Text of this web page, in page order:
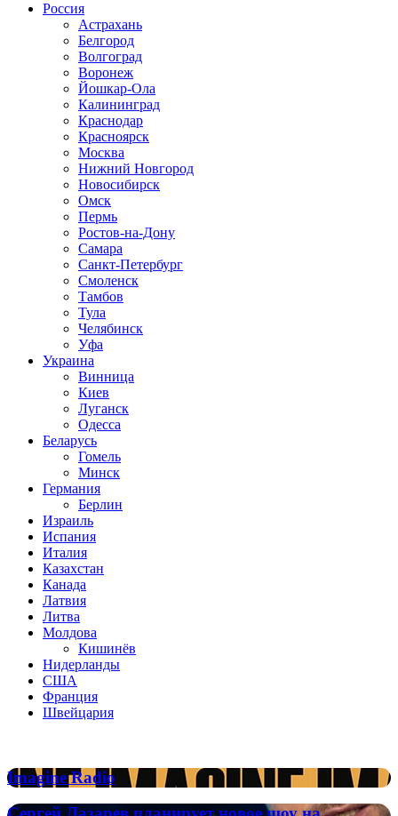
Россия
Астрахань
Белгород
Волгоград
Воронеж
Йошкар-Ола
Калининград
Краснодар
Красноярск
Москва
Нижний Новгород
Новосибирск
Омск
Пермь
Ростов-на-Дону
Самара
Санкт-Петербург
Смоленск
Тамбов
Тула
Челябинск
Уфа
Украина
Винница
Киев
Луганск
Одесса
Беларусь
Гомель
Минск
Германия
Берлин
Израиль
Испания
Италия
Казахстан
Канада
Латвия
Литва
Молдова
Кишинёв
Нидерланды
США
Франция
Швейцария
Imagine
Radio
Imagine Radio
Сергей